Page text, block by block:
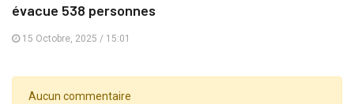
évacue 538 personnes
15 Octobre, 2025 / 15:01
Aucun commentaire